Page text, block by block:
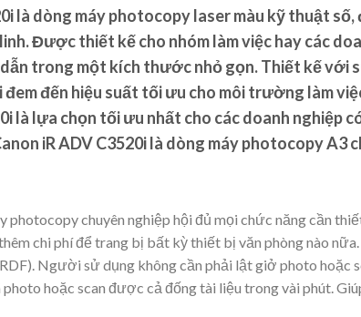
là dòng máy photocopy laser màu kỹ thuật
Được thiết kế cho nhóm làm việc hay các
trong một kích thước nhỏ gọn. Thiết kế với
đến hiệu suất tối ưu cho môi trường làm
là lựa chọn tối ưu nhất cho các doanh nghiệp
iR ADV C3520i là dòng máy photocopy A3
chuyên nghiệp hội đủ mọi chức năng cần
chi phí để trang bị bất kỳ thiết bị văn phòng nào nữa.
Người sử dụng không cần phải lật giở photo hoặc
hoặc scan được cả đống tài liệu trong vài phút.